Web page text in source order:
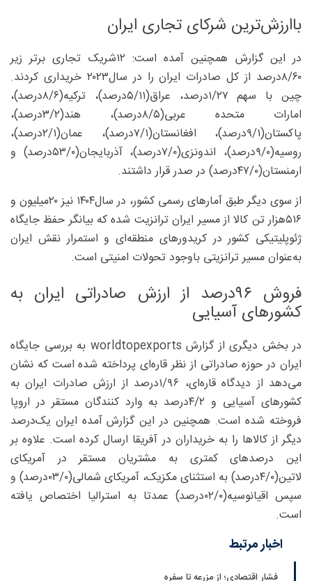
با‌ارزش‌‌ترین شرکای تجاری ایران
در این گزارش همچنین آمده است: ۱۲شریک تجاری برتر زیر
۸/۶۰‌درصد از کل صادرات ایران را در سال‌۲۰۲۳ خریداری کردند.
چین با سهم ۱/۲۷‌درصد، عراق(۵/۱۱‌درصد)، ترکیه(۸/۶‌درصد)،
امارات متحده عربی(۸/۵‌درصد)، هند(۳/۲‌درصد)،
پاکستان(۹/۱‌درصد)، افغانستان(۷/۱‌درصد)، عمان(۲/۱‌درصد)،
روسیه(۹/۰‌درصد)، اندونزی(۷/۰‌درصد)، آذربایجان(۵۳/۰‌درصد) و
ارمنستان(۴۷/۰‌درصد) در صدر قرار داشتند.
از سوی دیگر طبق آمارهای رسمی کشور، در سال۱۴۰۴ نیز ۲۰‌میلیون و
۵۱۶‌هزار تن کالا از مسیر ایران ترانزیت شده که بیانگر حفظ جایگاه
ژئوپلیتیکی کشور در کریدورهای منطقه‌‌ای و استمرار نقش ایران
به‌عنوان مسیر ترانزیتی باوجود تحولات امنیتی است.
فروش ۹۶‌درصد از ارزش صادراتی ایران به
کشورهای آسیایی
در بخش دیگری از گزارش worldtopexports به بررسی جایگاه
ایران در حوزه صادراتی از نظر قاره‌ای پرداخته شده است که نشان
می‌دهد از دیدگاه قاره‌‌ای، ۱/۹۶‌درصد از ارزش صادرات ایران به
کشورهای آسیایی و ۴/۲‌درصد به وارد کنندگان مستقر در اروپا
فروخته شده است. همچنین در این گزارش آمده ایران یک‌درصد
دیگر از کالاها را به خریداران در آفریقا ارسال کرده است. علاوه بر
این‌ درصدهای کمتری به مشتریان مستقر در آمریکای
لاتین(۴/۰‌درصد) به استثنای مکزیک، آمریکای شمالی(۰۳/۰‌درصد) و
سپس اقیانوسیه(۰۲/۰‌درصد) عمدتا به استرالیا اختصاص یافته
است.
اخبار مرتبط
فشار اقتصادی؛ از مزرعه تا سفره